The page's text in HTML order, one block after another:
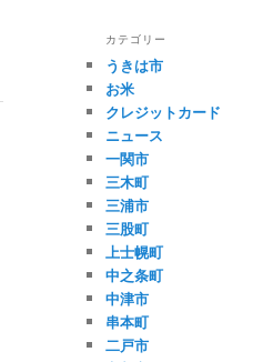
カテゴリー
うきは市
お米
クレジットカード
ニュース
一関市
三木町
三浦市
三股町
上士幌町
中之条町
中津市
串本町
二戸市